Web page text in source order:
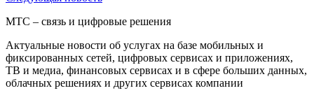
МТС – связь и цифровые решения
Актуальные новости об услугах на базе мобильных и
фиксированных сетей, цифровых сервисах и приложениях,
ТВ и медиа, финансовых сервисах и в сфере больших данных,
облачных решениях и других сервисах компании